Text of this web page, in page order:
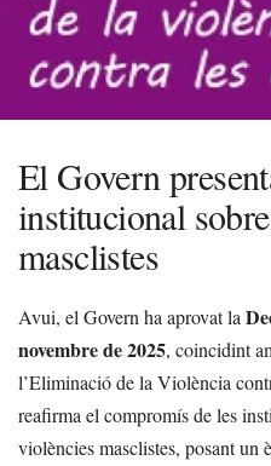
El Govern
institucional
masclistes
Avui, el Govern ha aprovat la
novembre de 2025, coincidint
l’Eliminació de la Violència
reafirma el compromís de les
violències masclistes, posant un